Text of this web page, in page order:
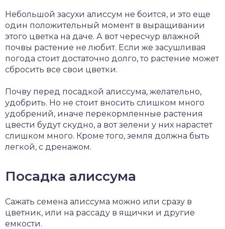
Небольшой засухи алиссум не боится, и это еще
один положительный момент в выращивании
этого цветка на даче. А вот чересчур влажной
почвы растение не любит. Если же засушливая
погода стоит достаточно долго, то растение может
сбросить все свои цветки.
Почву перед посадкой алиссума, желательно,
удобрить. Но не стоит вносить слишком много
удобрений, иначе перекормленные растения
цвести будут скудно, а вот зелени у них нарастет
слишком много. Кроме того, земля должна быть
легкой, с дренажом.
Посадка алиссума
Сажать семена алиссума можно или сразу в
цветник, или на рассаду в ящички и другие
емкости.